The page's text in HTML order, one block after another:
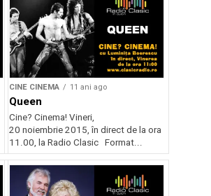
CINE CINEMA 11 ani ago
Queen
Cine? Cinema! Vineri,
20 noiembrie 2015, în direct de la ora
11.00, la Radio Clasic Format...